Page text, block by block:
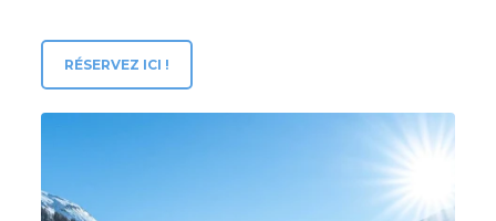
RÉSERVEZ ICI !